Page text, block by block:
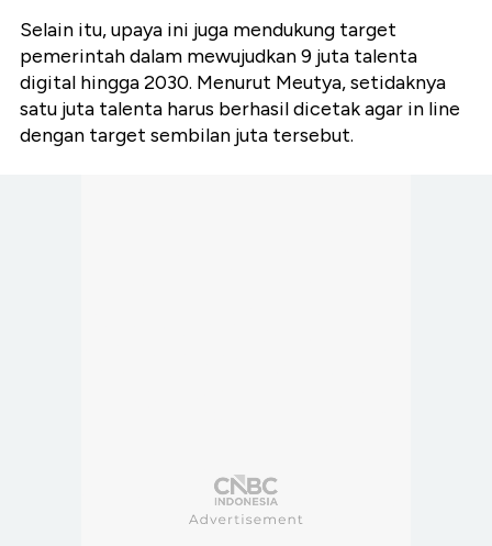
Selain itu, upaya ini juga mendukung target
pemerintah dalam mewujudkan 9 juta talenta
digital hingga 2030. Menurut Meutya, setidaknya
satu juta talenta harus berhasil dicetak agar in line
dengan target sembilan juta tersebut.